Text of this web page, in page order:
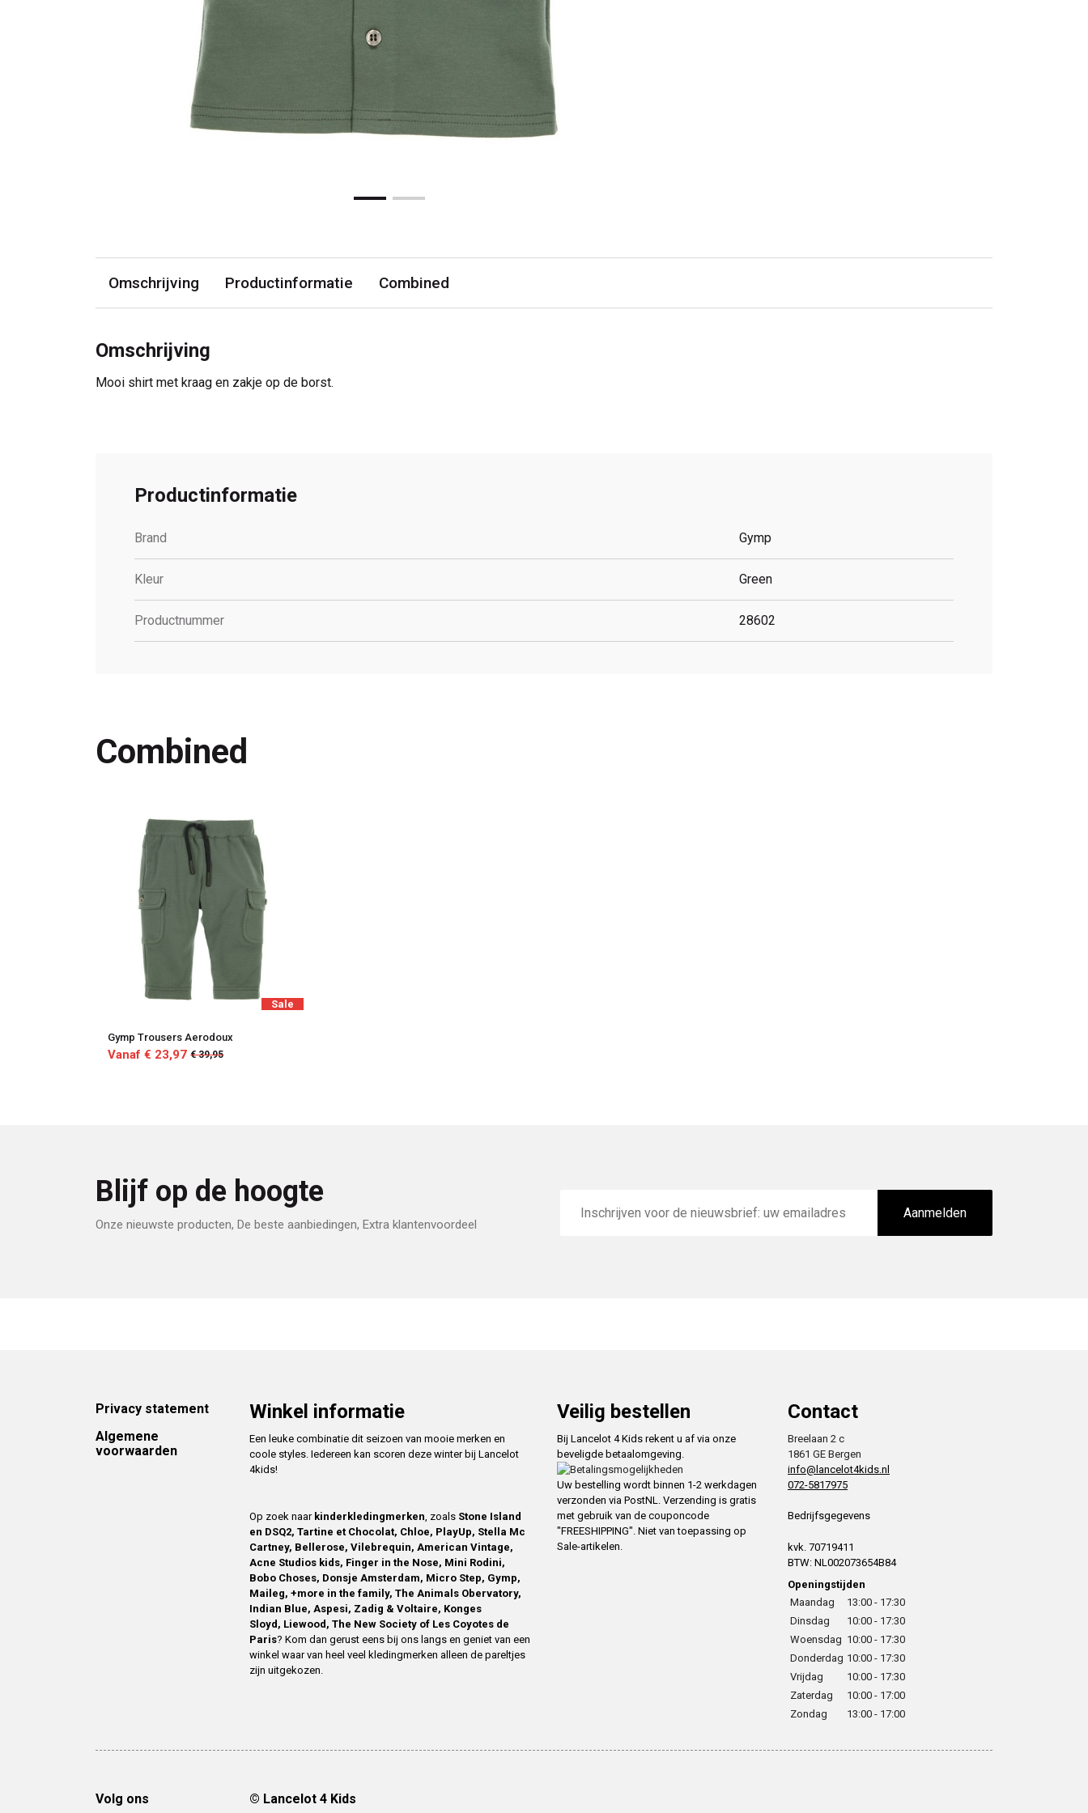
Omschrijving Productinformatie Combined
Omschrijving
Mooi shirt met kraag en zakje op de borst.
Productinformatie
Brand Gymp
Kleur Green
Productnummer 28602
Combined
Sale
Gymp Trousers Aerodoux
Vanaf € 23,97 € 39,95
Blijf op de hoogte
Onze nieuwste producten, De beste aanbiedingen, Extra klantenvoordeel
mailadres
Aanmelden
Footer
Privacy statement
Algemene
voorwaarden
Winkel informatie
Een leuke combinatie dit seizoen van mooie merken en
coole styles. Iedereen kan scoren deze winter bij Lancelot
4kids!
Op zoek naar kinderkledingmerken , zoals Stone Island
en DSQ2, Tartine et Chocolat, Chloe, PlayUp, Stella Mc
Cartney, Bellerose, Vilebrequin, American Vintage,
Acne Studios kids, Finger in the Nose, Mini Rodini,
Bobo Choses, Donsje Amsterdam, Micro Step, Gymp,
Maileg, +more in the family, The Animals Obervatory,
Indian Blue, Aspesi, Zadig & Voltaire, Konges
Sloyd, Liewood, The New Society of Les Coyotes de
Paris? Kom dan gerust eens bij ons langs en geniet van een
winkel waar van heel veel kledingmerken alleen de pareltjes
zijn uitgekozen.
Veilig bestellen
Bij Lancelot 4 Kids rekent u af via onze
beveligde betaalomgeving.
Uw bestelling wordt binnen 1-2 werkdagen
verzonden via PostNL. Verzending is gratis
met gebruik van de couponcode
"FREESHIPPING". Niet van toepassing op
Sale-artikelen.
Contact
Breelaan 2 c
1861 GE Bergen
info@lancelot4kids.nl
072-5817975
Bedrijfsgegevens
kvk. 70719411
BTW: NL002073654B84
Openingstijden
Maandag
13:00 - 17:30
Dinsdag
10:00 - 17:30
Woensdag 10:00 - 17:30
Donderdag 10:00 - 17:30
Vrijdag
10:00 - 17:30
Zaterdag
10:00 - 17:00
Zondag
13:00 - 17:00
Volg ons © Lancelot 4 Kids